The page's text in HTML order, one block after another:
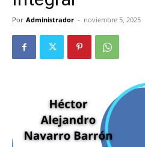
Por Administrador - noviembre 5, 2025